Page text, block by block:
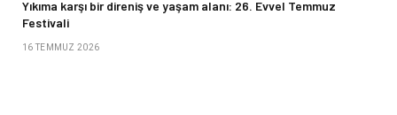
Yıkıma karşı bir direniş ve yaşam alanı: 26. Evvel Temmuz
Festivali
16 TEMMUZ 2026